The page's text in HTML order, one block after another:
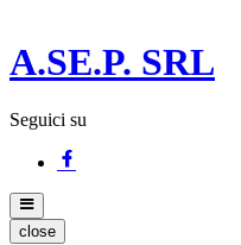
A.SE.P. SRL
Seguici su
close